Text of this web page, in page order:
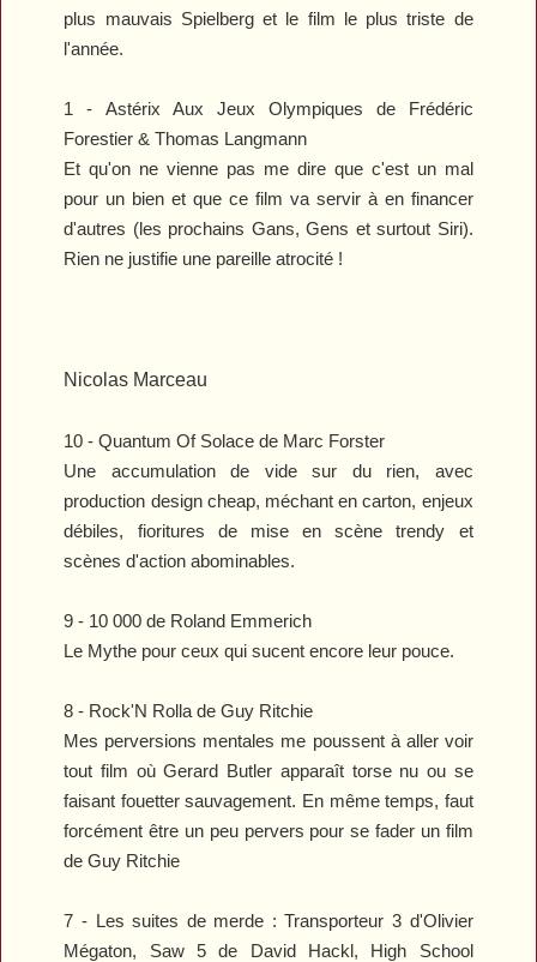
plus mauvais Spielberg et le film le plus triste de
l'année.
1 -Astérix Aux Jeux Olympiques de Frédéric
Forestier & Thomas Langmann
Et qu'on ne vienne pas me dire que c'est un mal
pour un bien et que ce film va servir à en financer
d'autres (les prochains Gans, Gens et surtout Siri).
Rien ne justifie une pareille atrocité !
Nicolas Marceau
10 -Quantum Of Solace de Marc Forster
Une accumulation de vide sur du rien, avec
production design cheap, méchant en carton, enjeux
débiles, fioritures de mise en scène trendy et
scènes d'action abominables.
9 - 10 000 de Roland Emmerich
Le Mythe pour ceux qui sucent encore leur pouce.
8 - Rock'N Rolla de Guy Ritchie
Mes perversions mentales me poussent à aller voir
tout film où Gerard Butler apparaît torse nu ou se
faisant fouetter sauvagement. En même temps, faut
forcément être un peu pervers pour se fader un film
de Guy Ritchie
7 - Les suites de merde :Transporteur 3 d'Olivier
Mégaton, Saw 5 de David Hackl, High School